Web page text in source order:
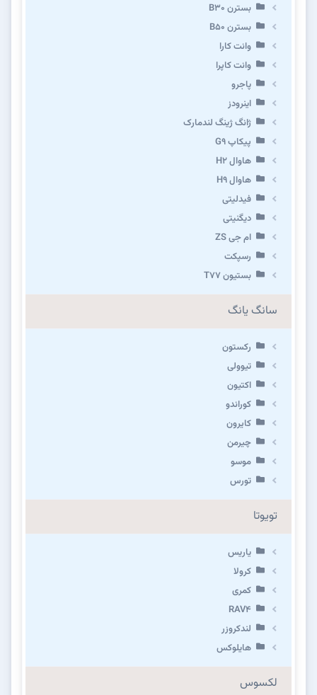
بسترن B۳۰
بسترن B۵۰
وانت کارا
وانت کاپرا
پاجرو
اینرودز
ژانگ ژینگ لندمارک
پیکاپ G۹
هاوال H۲
هاوال H۹
فیدلیتی
دیگنیتی
ام جی ZS
رسپکت
بستیون T۷۷
سانگ یانگ
رکستون
تیوولی
اکتیون
کوراندو
کایرون
چیرمن
موسو
تورس
تویوتا
یاریس
کرولا
کمری
RAV4
لندکروزر
هایلوکس
لکسوس